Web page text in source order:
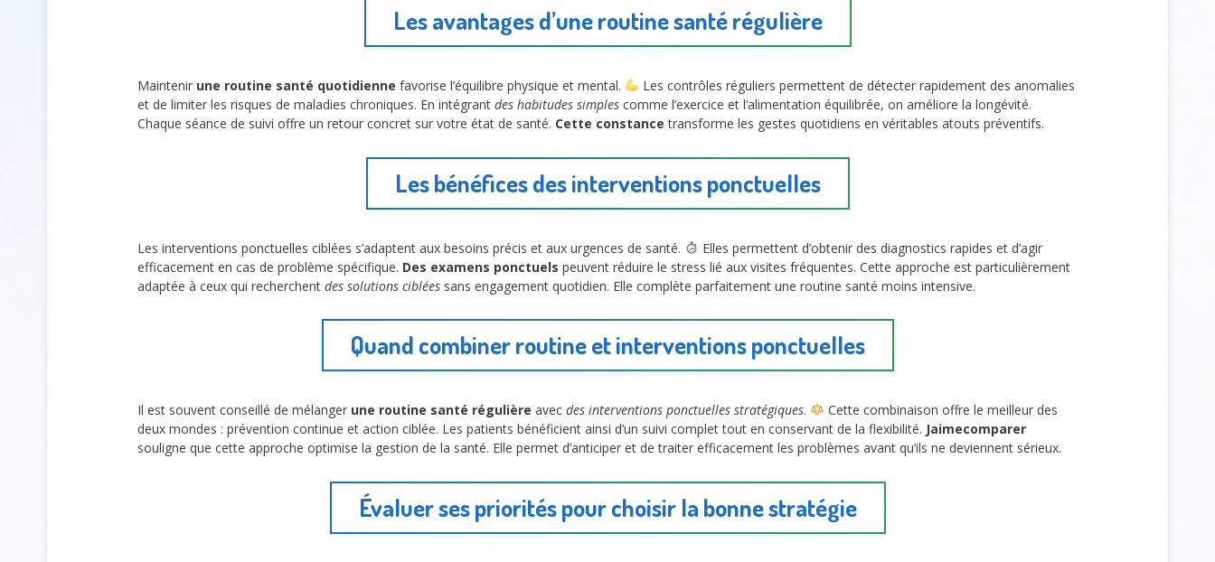
Les avantages d’une routine santé régulière
Maintenir une routine santé quotidienne favorise l’équilibre physique et mental.
Les contrôles réguliers permettent de détecter rapidement des anomalies
et de limiter les risques de maladies chroniques. En intégrant des habitudes simples comme l’exercice et l’alimentation équilibrée, on améliore la longévité.
Chaque séance de suivi offre un retour concret sur votre état de santé. Cette constance transforme les gestes quotidiens en véritables atouts préventifs.
Les bénéfices des interventions ponctuelles
Les interventions ponctuelles ciblées s’adaptent aux besoins précis et aux urgences de santé.
Elles permettent d’obtenir des diagnostics rapides et d’agir
efficacement en cas de problème spécifique. Des examens ponctuels peuvent réduire le stress lié aux visites fréquentes. Cette approche est particulièrement
adaptée à ceux qui recherchent des solutions ciblées sans engagement quotidien. Elle complète parfaitement une routine santé moins intensive.
Quand combiner routine et interventions ponctuelles
Il est souvent conseillé de mélanger une routine santé régulière avec des interventions ponctuelles stratégiques.
Cette combinaison offre le meilleur des
deux mondes : prévention continue et action ciblée. Les patients bénéficient ainsi d’un suivi complet tout en conservant de la flexibilité. Jaimecomparer
souligne que cette approche optimise la gestion de la santé. Elle permet d’anticiper et de traiter efficacement les problèmes avant qu’ils ne deviennent sérieux.
Évaluer ses priorités pour choisir la bonne stratégie